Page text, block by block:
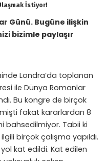
İstiyor!
Günü. Bugüne ilişkin
bizimle paylaşır
Londra’da toplanan
ile Dünya Romanlar
Bu kongre de birçok
fakat kararlardan 8
bahsedilmiyor. Tabii ki
birçok çalışma yapıldı.
kat edildi. Kat edilen